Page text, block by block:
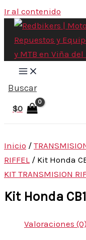
Ir al contenido
Buscar
$0
Inicio /
RIFFEL / Kit Honda
KIT TRANSMISION
Kit Honda CB1
Valoraciones (0)